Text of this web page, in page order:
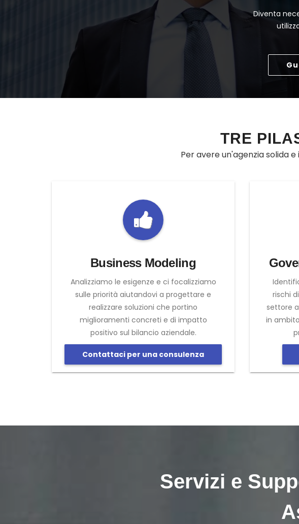
Diventa
TRE
Per avere un'agenzia solida
Business Modeling
Analizziamo le esigenze e ci focalizziamo
sulle priorità aiutandovi a progettare e
realizzare soluzioni che portino
miglioramenti concreti e di impatto
positivo sul bilancio aziendale.
Contattaci per una consulenza
rischi
settore
in
Servizi e